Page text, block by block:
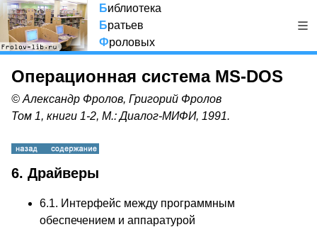
Библиотека
Братьев
Фроловых
Операционная система MS-DOS
© Александр Фролов, Григорий Фролов
Том 1, книги 1-2, М.: Диалог-МИФИ, 1991.
6. Драйверы
6.1. Интерфейс между программным
обеспечением и аппаратурой